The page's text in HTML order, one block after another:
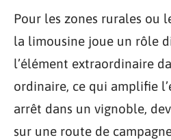
Pour les zones rurales ou
la limousine joue un rôle
l’élément extraordinaire
ordinaire, ce qui amplifie
arrêt dans un vignoble,
sur une route de